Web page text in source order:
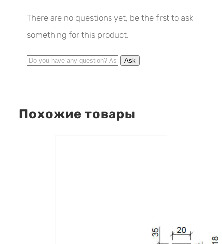
There are no questions yet, be the first to ask
something for this product.
Похожие товары